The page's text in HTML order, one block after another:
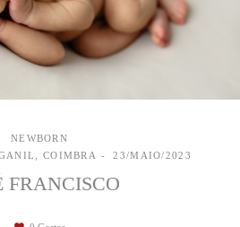
NEWBORN
COIMBRA
23/MAIO/2023
FRANCISCO